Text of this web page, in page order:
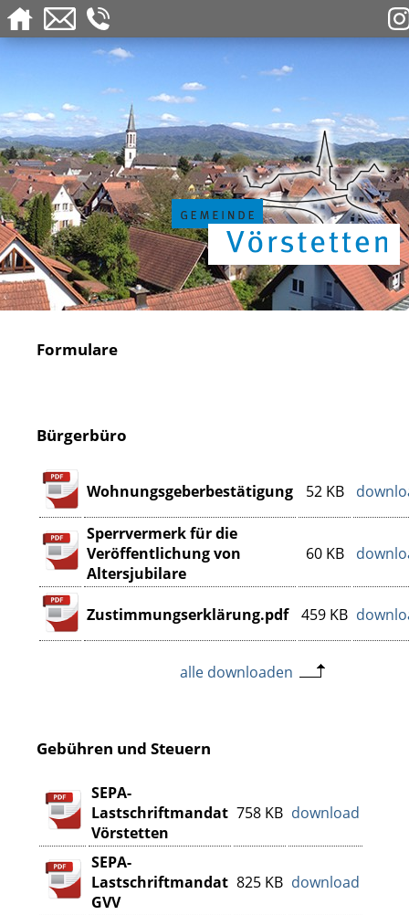
Formulare
Bürgerbüro
Wohnungsgeberbestätigung 52 KB
Sperrvermerk für die
Veröffentlichung von
Altersjubilare
60 KB
Zustimmungserklärung.pdf 459 KB
alle downloaden
Gebühren und Steuern
SEPA-
Lastschriftmandat
Vörstetten
758 KB download
SEPA-
Lastschriftmandat
GVV
825 KB download